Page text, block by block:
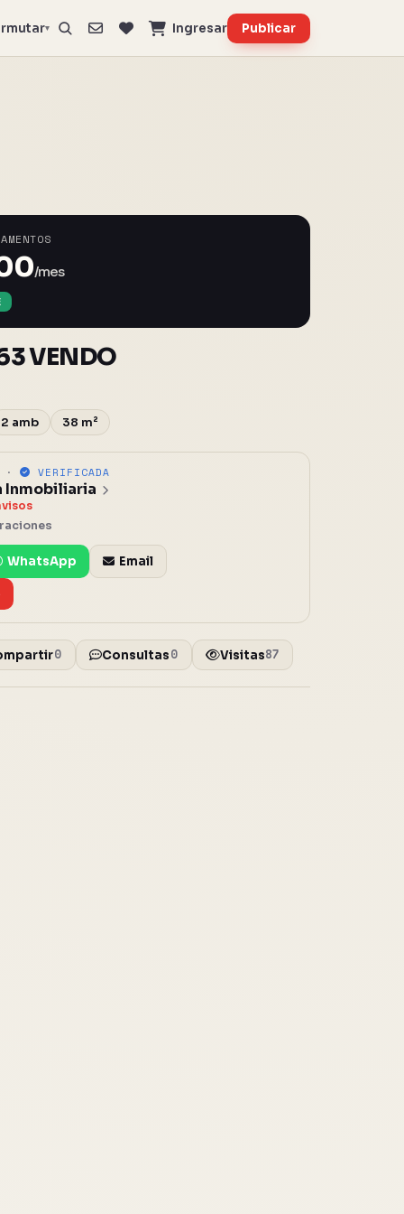
▾ Ingresar Publicar
/mes
VENDO
2 amb 38 m²
· VERIFICADA
Inmobiliaria
WhatsApp Email
0 Consultas0 Visitas87